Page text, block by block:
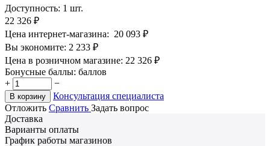
Доступность: 1 шт.
22 326 ₽
Цена интернет-магазина: 20 093 ₽
Вы экономите: 2 233 ₽
Цена в розничном магазине: 22 326 ₽
Бонусные баллы: баллов
+
−
В корзину
Консультация специалиста
Отложить Сравнить Задать вопрос
Доставка
Варианты оплаты
График работы магазинов